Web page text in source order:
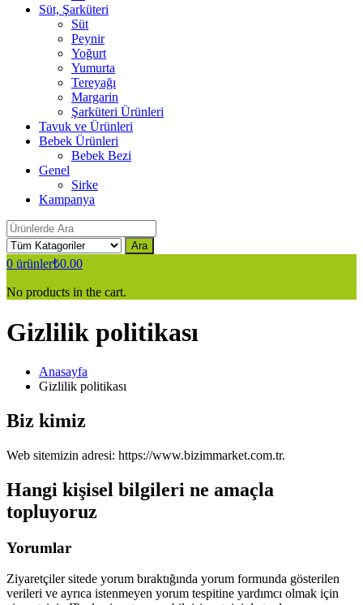
Süt, Şarküteri
Süt
Peynir
Yoğurt
Yumurta
Tereyağı
Margarin
Şarküteri Ürünleri
Tavuk ve Ürünleri
Bebek Ürünleri
Bebek Bezi
Genel
Sirke
Kampanya
Ara
0 ürünler₺0.00
No products in the cart.
Gizlilik politikası
Anasayfa
Gizlilik politikası
Biz kimiz
Web sitemizin adresi: https://www.bizimmarket.com.tr.
Hangi kişisel bilgileri ne amaçla
topluyoruz
Yorumlar
Ziyaretçiler sitede yorum bıraktığında yorum formunda gösterilen
verileri ve ayrıca istenmeyen yorum tespitine yardımcı olmak için